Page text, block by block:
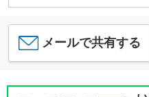
メールで共有する